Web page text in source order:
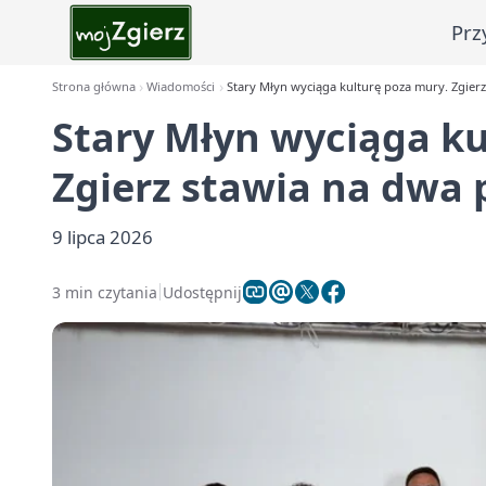
Strona główna Wiadomości Stary Młyn wyciąga kulturę poza mury.
Stary Młyn wyciąga
Zgierz stawia na
9 lipca 2026
3 min czytania Udostępnij